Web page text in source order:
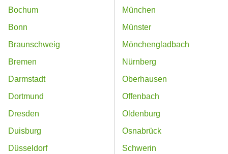
Bochum
Bonn
Braunschweig
Bremen
Darmstadt
Dortmund
Dresden
Duisburg
Düsseldorf
München
Münster
Mönchengladbach
Nürnberg
Oberhausen
Offenbach
Oldenburg
Osnabrück
Schwerin